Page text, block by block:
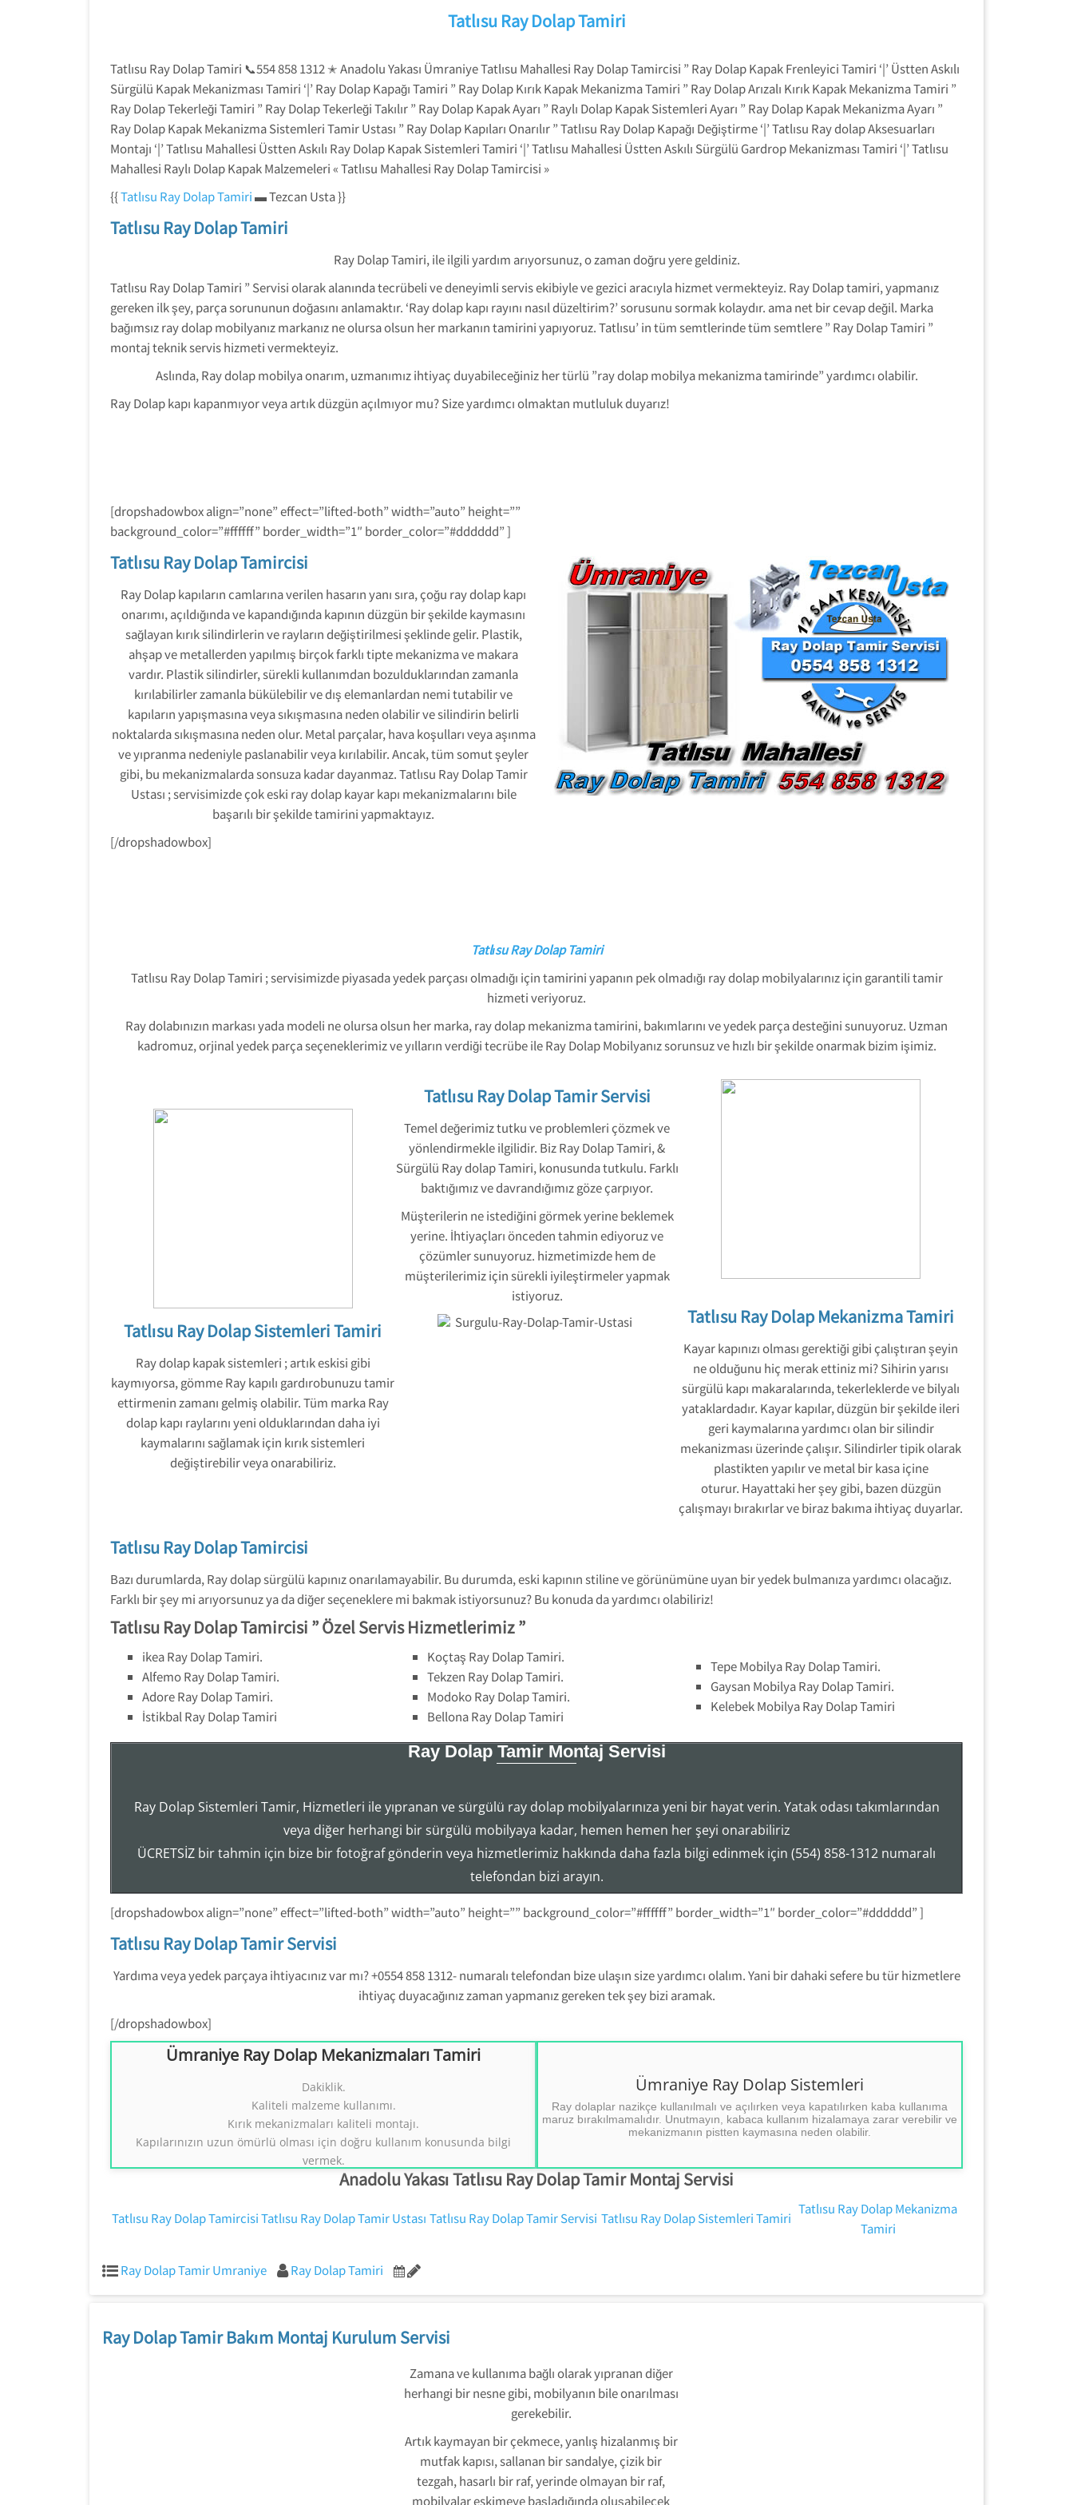
Tatlısu Ray Dolap Tamiri
Tatlısu Ray Dolap Tamiri 📞554 858 1312 ✭ Anadolu Yakası Ümraniye Tatlısu Mahallesi Ray Dolap Tamircisi ” Ray Dolap Kapak Frenleyici Tamiri ‘|’ Üstten Askılı
Sürgülü Kapak Mekanizması Tamiri ‘|’ Ray Dolap Kapağı Tamiri ” Ray Dolap Kırık Kapak Mekanizma Tamiri ” Ray Dolap Arızalı Kırık Kapak Mekanizma Tamiri ”
Ray Dolap Tekerleği Tamiri ” Ray Dolap Tekerleği Takılır ” Ray Dolap Kapak Ayarı ” Raylı Dolap Kapak Sistemleri Ayarı ” Ray Dolap Kapak Mekanizma Ayarı ”
Ray Dolap Kapak Mekanizma Sistemleri Tamir Ustası ” Ray Dolap Kapıları Onarılır ” Tatlısu Ray Dolap Kapağı Değiştirme ‘|’ Tatlısu Ray dolap Aksesuarları
Montajı ‘|’ Tatlısu Mahallesi Üstten Askılı Ray Dolap Kapak Sistemleri Tamiri ‘|’ Tatlısu Mahallesi Üstten Askılı Sürgülü Gardrop Mekanizması Tamiri ‘|’ Tatlısu
Mahallesi Raylı Dolap Kapak Malzemeleri « Tatlısu Mahallesi Ray Dolap Tamircisi »
{{Tatlısu Ray Dolap Tamiri▬ Tezcan Usta }}
Tatlısu Ray Dolap Tamiri
Ray Dolap Tamiri, ile ilgili yardım arıyorsunuz, o zaman doğru yere geldiniz.
Tatlısu Ray Dolap Tamiri ” Servisi olarak alanında tecrübeli ve deneyimli servis ekibiyle ve gezici aracıyla hizmet vermekteyiz. Ray Dolap tamiri, yapmanız
gereken ilk şey, parça sorununun doğasını anlamaktır. ‘Ray dolap kapı rayını nasıl düzeltirim?’ sorusunu sormak kolaydır. ama net bir cevap değil. Marka
bağımsız ray dolap mobilyanız markanız ne olursa olsun her markanın tamirini yapıyoruz. Tatlısu’ in tüm semtlerinde tüm semtlere ” Ray Dolap Tamiri ”
montaj teknik servis hizmeti vermekteyiz.
Aslında, Ray dolap mobilya onarım, uzmanımız ihtiyaç duyabileceğiniz her türlü ”ray dolap mobilya mekanizma tamirinde” yardımcı olabilir.
Ray Dolap kapı kapanmıyor veya artık düzgün açılmıyor mu? Size yardımcı olmaktan mutluluk duyarız!
[dropshadowbox align=”none” effect=”lifted-both” width=”auto” height=””
background_color=”#ffffff” border_width=”1″ border_color=”#dddddd” ]
Tatlısu Ray Dolap Tamircisi
Ray Dolap kapıların camlarına verilen hasarın yanı sıra, çoğu ray dolap kapı
onarımı, açıldığında ve kapandığında kapının düzgün bir şekilde kaymasını
sağlayan kırık silindirlerin ve rayların değiştirilmesi şeklinde gelir. Plastik,
ahşap ve metallerden yapılmış birçok farklı tipte mekanizma ve makara
vardır. Plastik silindirler, sürekli kullanımdan bozulduklarından zamanla
kırılabilirler zamanla bükülebilir ve dış elemanlardan nemi tutabilir ve
kapıların yapışmasına veya sıkışmasına neden olabilir ve silindirin belirli
noktalarda sıkışmasına neden olur. Metal parçalar, hava koşulları veya aşınma
ve yıpranma nedeniyle paslanabilir veya kırılabilir. Ancak, tüm somut şeyler
gibi, bu mekanizmalarda sonsuza kadar dayanmaz. Tatlısu Ray Dolap Tamir
Ustası ; servisimizde çok eski ray dolap kayar kapı mekanizmalarını bile
başarılı bir şekilde tamirini yapmaktayız.
[/dropshadowbox]
Tatlısu Ray Dolap Tamiri
Tatlısu Ray Dolap Tamiri ; servisimizde piyasada yedek parçası olmadığı için tamirini yapanın pek olmadığı ray dolap mobilyalarınız için garantili tamir
hizmeti veriyoruz.
Ray dolabınızın markası yada modeli ne olursa olsun her marka, ray dolap mekanizma tamirini, bakımlarını ve yedek parça desteğini sunuyoruz. Uzman
kadromuz, orjinal yedek parça seçeneklerimiz ve yılların verdiği tecrübe ile Ray Dolap Mobilyanız sorunsuz ve hızlı bir şekilde onarmak bizim işimiz.
Tatlısu Ray Dolap Sistemleri Tamiri
Ray dolap kapak sistemleri ; artık eskisi gibi
kaymıyorsa, gömme Ray kapılı gardırobunuzu tamir
ettirmenin zamanı gelmiş olabilir. Tüm marka Ray
dolap kapı raylarını yeni olduklarından daha iyi
kaymalarını sağlamak için kırık sistemleri
değiştirebilir veya onarabiliriz.
Tatlısu Ray Dolap Tamir Servisi
Temel değerimiz tutku ve problemleri çözmek ve
yönlendirmekle ilgilidir. Biz Ray Dolap Tamiri, &
Sürgülü Ray dolap Tamiri, konusunda tutkulu. Farklı
baktığımız ve davrandığımız göze çarpıyor.
Müşterilerin ne istediğini görmek yerine beklemek
yerine. İhtiyaçları önceden tahmin ediyoruz ve
çözümler sunuyoruz. hizmetimizde hem de
müşterilerimiz için sürekli iyileştirmeler yapmak
istiyoruz.
Tatlısu Ray Dolap Mekanizma Tamiri
Kayar kapınızı olması gerektiği gibi çalıştıran şeyin
ne olduğunu hiç merak ettiniz mi? Sihirin yarısı
sürgülü kapı makaralarında, tekerleklerde ve bilyalı
yataklardadır. Kayar kapılar, düzgün bir şekilde ileri
geri kaymalarına yardımcı olan bir silindir
mekanizması üzerinde çalışır. Silindirler tipik olarak
plastikten yapılır ve metal bir kasa içine
oturur. Hayattaki her şey gibi, bazen düzgün
çalışmayı bırakırlar ve biraz bakıma ihtiyaç duyarlar.
Tatlısu Ray Dolap Tamircisi
Bazı durumlarda, Ray dolap sürgülü kapınız onarılamayabilir. Bu durumda, eski kapının stiline ve görünümüne uyan bir yedek bulmanıza yardımcı olacağız.
Farklı bir şey mi arıyorsunuz ya da diğer seçeneklere mi bakmak istiyorsunuz? Bu konuda da yardımcı olabiliriz!
Tatlısu Ray Dolap Tamircisi ” Özel Servis Hizmetlerimiz ”
ikea Ray Dolap Tamiri.
Alfemo Ray Dolap Tamiri.
Adore Ray Dolap Tamiri.
İstikbal Ray Dolap Tamiri
Koçtaş Ray Dolap Tamiri.
Tekzen Ray Dolap Tamiri.
Modoko Ray Dolap Tamiri.
Bellona Ray Dolap Tamiri
Tepe Mobilya Ray Dolap Tamiri.
Gaysan Mobilya Ray Dolap Tamiri.
Kelebek Mobilya Ray Dolap Tamiri
Ray Dolap Tamir Montaj Servisi
Ray Dolap Sistemleri Tamir, Hizmetleri ile yıpranan ve sürgülü ray dolap mobilyalarınıza yeni bir hayat verin. Yatak odası takımlarından
veya diğer herhangi bir sürgülü mobilyaya kadar, hemen hemen her şeyi onarabiliriz
ÜCRETSİZ bir tahmin için bize bir fotoğraf gönderin veya hizmetlerimiz hakkında daha fazla bilgi edinmek için (554) 858-1312 numaralı
telefondan bizi arayın.
Ray Dolap Mekanizma Sistemleri Tamir Montaj Servisi
Tezcan Usta ((( 554 858 1312 )))
[dropshadowbox align=”none” effect=”lifted-both” width=”auto” height=”” background_color=”#ffffff” border_width=”1″ border_color=”#dddddd” ]
Tatlısu Ray Dolap Tamir Servisi
Yardıma veya yedek parçaya ihtiyacınız var mı? +0554 858 1312- numaralı telefondan bize ulaşın size yardımcı olalım. Yani bir dahaki sefere bu tür hizmetlere
ihtiyaç duyacağınız zaman yapmanız gereken tek şey bizi aramak.
[/dropshadowbox]
Ümraniye Ray Dolap Mekanizmaları Tamiri
Dakiklik.
Kaliteli malzeme kullanımı.
Kırık mekanizmaları kaliteli montajı.
Kapılarınızın uzun ömürlü olması için doğru kullanım konusunda bilgi
vermek.
Ray Dolap Sistemleri Tamiri.
Tezcan Usta
0554 858 1312
Ümraniye Ray Dolap Sistemleri
Ray dolaplar nazikçe kullanılmalı ve açılırken veya kapatılırken kaba kullanıma
maruz bırakılmamalıdır. Unutmayın, kabaca kullanım hizalamaya zarar verebilir ve
mekanizmanın pistten kaymasına neden olabilir.
Ray Dolap Sistemleri Tamiri.
((( Tezcan Usta )))
Anadolu Yakası Tatlısu Ray Dolap Tamir Montaj Servisi
Tatlısu Ray Dolap TamircisiTatlısu Ray Dolap Tamir Ustası Tatlısu Ray Dolap Tamir Servisi Tatlısu Ray Dolap Sistemleri Tamiri
Tatlısu Ray Dolap Mekanizma
Tamiri
Ray Dolap Tamir Umraniye Ray Dolap Tamiri
Ray Dolap Tamir Bakım Montaj Kurulum Servisi
Zamana ve kullanıma bağlı olarak yıpranan diğer
herhangi bir nesne gibi, mobilyanın bile onarılması
gerekebilir.
Artık kaymayan bir çekmece, yanlış hizalanmış bir
mutfak kapısı, sallanan bir sandalye, çizik bir
tezgah, hasarlı bir raf, yerinde olmayan bir raf,
mobilyalar eskimeye başladığında oluşabilecek